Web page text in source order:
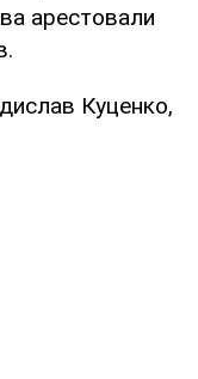
арестовали
Куценко,